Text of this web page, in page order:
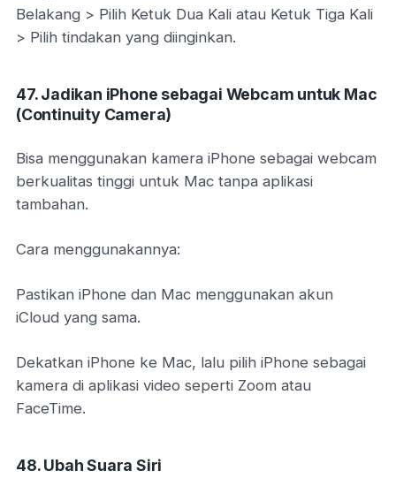
Belakang > Pilih Ketuk Dua Kali atau Ketuk Tiga Kali
> Pilih tindakan yang diinginkan.
47. Jadikan iPhone sebagai Webcam untuk Mac
(Continuity Camera)
Bisa menggunakan kamera iPhone sebagai webcam
berkualitas tinggi untuk Mac tanpa aplikasi
tambahan.
Cara menggunakannya:
Pastikan iPhone dan Mac menggunakan akun
iCloud yang sama.
Dekatkan iPhone ke Mac, lalu pilih iPhone sebagai
kamera di aplikasi video seperti Zoom atau
FaceTime.
48. Ubah Suara Siri